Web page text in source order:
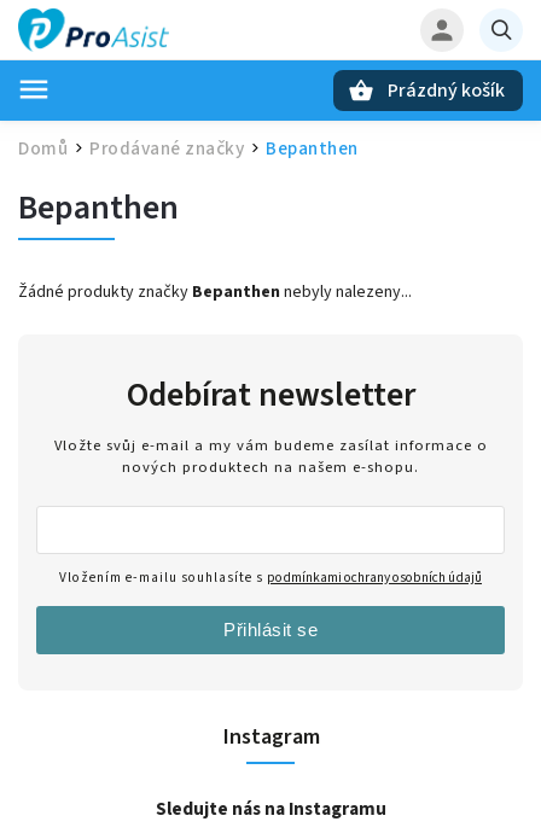
Prázdný košík
Domů / Prodávané značky / Bepanthen
Bepanthen
Žádné produkty značky Bepanthen nebyly nalezeny...
Instagram
Sledujte nás na Instagramu
Odebírat newsletter
Vložte svůj e-mail a my vám budeme zasílat informace o
nových produktech na našem e-shopu.
Vložením e-mailu souhlasíte s podmínkami ochrany osobních údajů
Přihlásit se